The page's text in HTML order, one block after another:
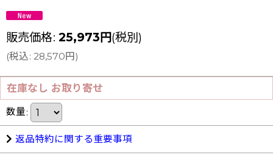
販売価格: 25,973 円(税別)
(税込: 28,570円 )
在庫なし お取り寄せ
数量:
返品特約に関する重要事項